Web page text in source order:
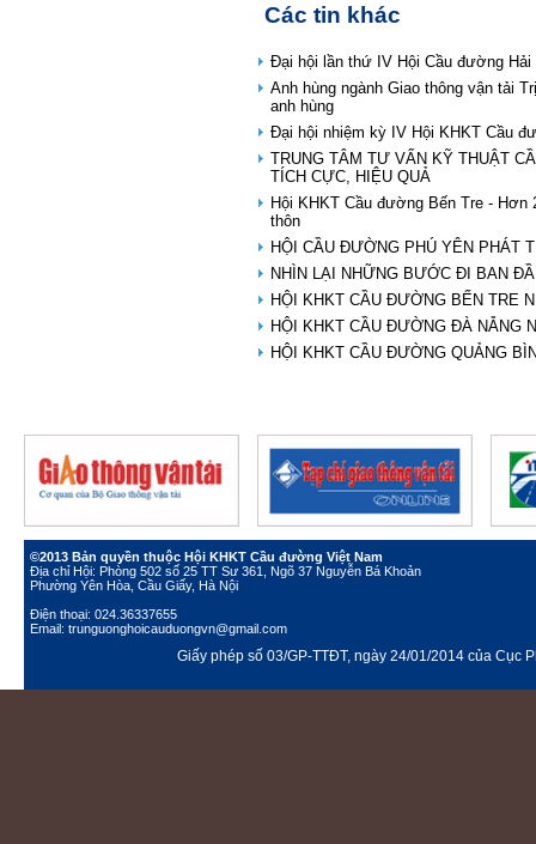
Các tin khác
Đại hội lần thứ IV Hội Cầu đường Hải
Anh hùng ngành Giao thông vận tải
anh hùng
Đại hội nhiệm kỳ IV Hội KHKT Cầu
TRUNG TÂM TƯ VẤN KỸ THUẬT
TÍCH CỰC, HIỆU QUẢ
Hội KHKT Cầu đường Bến Tre - Hơn
thôn
HỘI CẦU ĐƯỜNG PHÚ YÊN PHÁT
NHÌN LẠI NHỮNG BƯỚC ĐI BAN
HỘI KHKT CẦU ĐƯỜNG BẾN TRE
HỘI KHKT CẦU ĐƯỜNG ĐÀ NẴNG
HỘI KHKT CẦU ĐƯỜNG QUẢNG
©2013 Bản quyền thuộc Hội KHKT Cầu đường Việt Nam
Địa chỉ Hội: Phòng 502 số 25 TT Sư 361, Ngõ 37 Nguyễn Bá Khoản
Phường Yên Hòa, Cầu Giấy, Hà Nội
Điện thoại: 024.36337655
Email: trunguonghoicauduongvn@gmail.com
Giấy phép số 03/GP-TTĐT, ngày 24/01/2014 của Cục